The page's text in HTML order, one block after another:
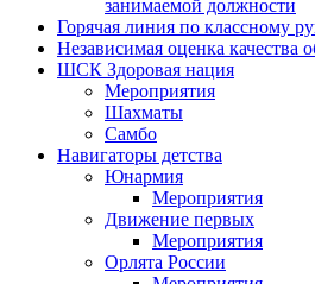
занимаемой должности
Горячая линия по классному
Независимая оценка качества
ШСК Здоровая нация
Мероприятия
Шахматы
Самбо
Навигаторы детства
Юнармия
Мероприятия
Движение первых
Мероприятия
Орлята России